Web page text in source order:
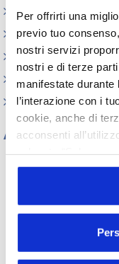
Per offrirti una
previo tuo
nostri servizi
nostri e di terze
manifestate
l’interazione con i
cookie, anche di
acconsenti
o profilazione viene
“Personalizza le
volontà in relazione
Circolari
Memorandum of
Corsi di formazione
Contatti utili
FAQ
Archivio
Tutti gli anni
2018
2017
2009
2006
2005